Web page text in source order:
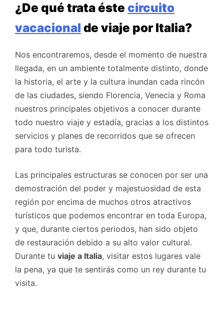
¿De qué trata éste circuito
vacacional de viaje por Italia?
Nos encontraremos, desde el momento de nuestra
llegada, en un ambiente totalmente distinto, donde
la historia, el arte y la cultura inundan cada rincón
de las ciudades, siendo Florencia, Venecia y Roma
nuestros principales objetivos a conocer durante
todo nuestro viaje y estadía, gracias a los distintos
servicios y planes de recorridos que se ofrecen
para todo turista.
Las principales estructuras se conocen por ser una
demostración del poder y majestuosidad de esta
región por encima de muchos otros atractivos
turísticos que podemos encontrar en toda Europa,
y que, durante ciertos periodos, han sido objeto
de restauración debido a su alto valor cultural.
Durante tu viaje a Italia, visitar estos lugares vale
la pena, ya que te sentirás como un rey durante tu
visita.